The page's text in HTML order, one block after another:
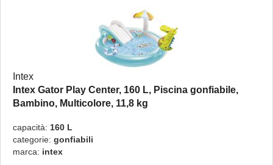
Intex
Intex Gator Play Center, 160 L, Piscina gonfiabile,
Bambino, Multicolore, 11,8 kg
capacità: 160 L
categorie: gonfiabili
marca: intex